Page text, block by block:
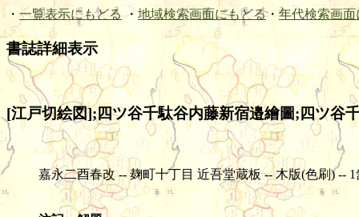
・ 一覧表示にもどる ・ 地域検索画面にもどる・ 年代検索画面
書誌詳細表示
[江戸切絵図];四ツ谷千駄谷内藤新宿邉繪圖;四ツ谷
嘉永二酉春改 -- 麹町十丁目 近吾堂蔵板 -- 木版(色刷) -- 1